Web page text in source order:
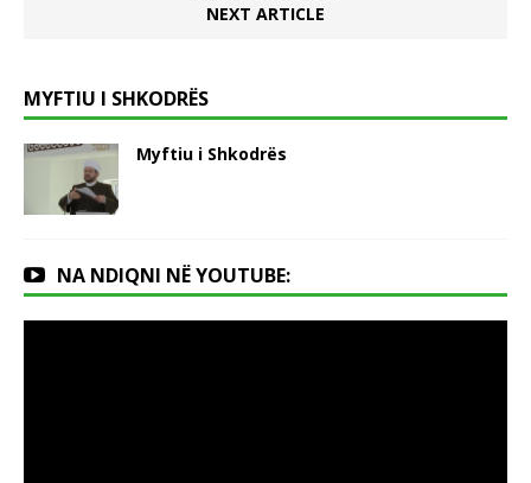
NEXT ARTICLE
MYFTIU I SHKODRËS
Myftiu i Shkodrës
NA NDIQNI NË YOUTUBE: